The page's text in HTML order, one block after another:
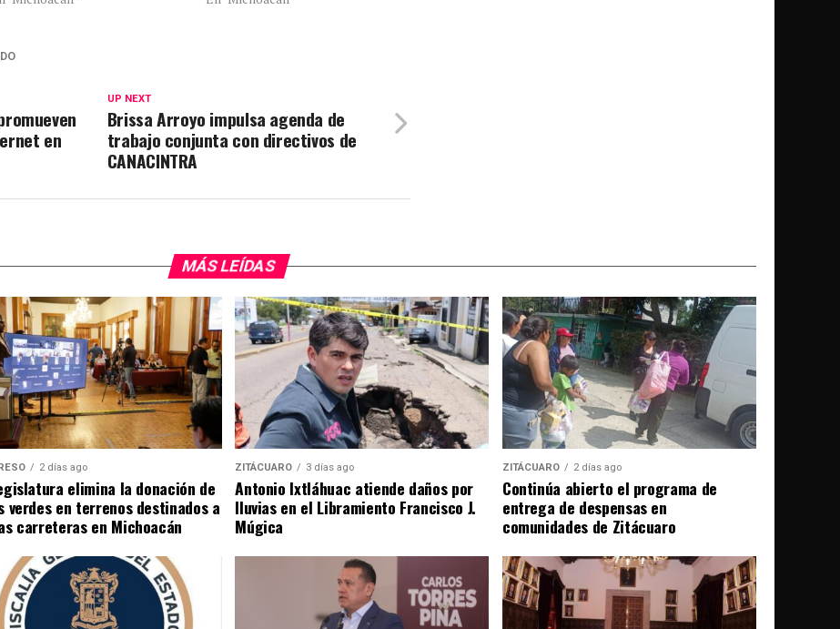
UP NEXT
Brissa Arroyo impulsa agenda de
trabajo conjunta con directivos de
CANACINTRA
en
MÁS LEÍDAS
2 días ago
elimina la donación de
verdes en terrenos destinados a
carreteras en Michoacán
ZITÁCUARO 3 días ago
Antonio Ixtláhuac atiende daños por
lluvias en el Libramiento Francisco J.
Múgica
ZITÁCUARO 2 días ago
Continúa abierto el programa de
entrega de despensas en
comunidades de Zitácuaro